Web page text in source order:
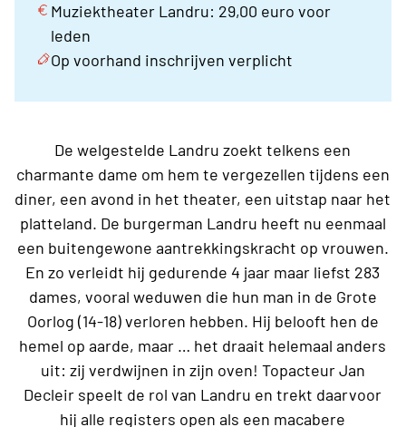
Muziektheater Landru: 29,00 euro voor
leden
Op voorhand inschrijven verplicht
De welgestelde Landru zoekt telkens een
charmante dame om hem te vergezellen tijdens een
diner, een avond in het theater, een uitstap naar het
platteland. De burgerman Landru heeft nu eenmaal
een buitengewone aantrekkingskracht op vrouwen.
En zo verleidt hij gedurende 4 jaar maar liefst 283
dames, vooral weduwen die hun man in de Grote
Oorlog (14-18) verloren hebben. Hij belooft hen de
hemel op aarde, maar … het draait helemaal anders
uit: zij verdwijnen in zijn oven! Topacteur Jan
Decleir speelt de rol van Landru en trekt daarvoor
hij alle registers open als een macabere